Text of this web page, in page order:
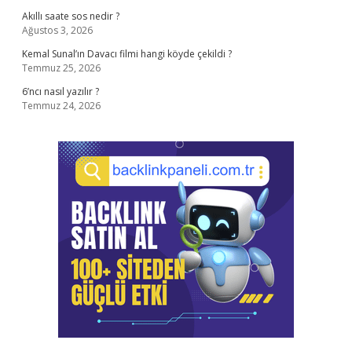
Akıllı saate sos nedir ?
Ağustos 3, 2026
Kemal Sunal’ın Davacı filmi hangi köyde çekildi ?
Temmuz 25, 2026
6’ncı nasıl yazılır ?
Temmuz 24, 2026